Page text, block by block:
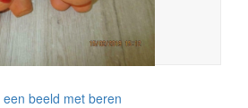
beeld met beren